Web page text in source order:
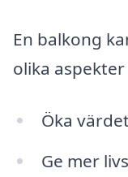
En balkong
olika
Öka
Ge mer